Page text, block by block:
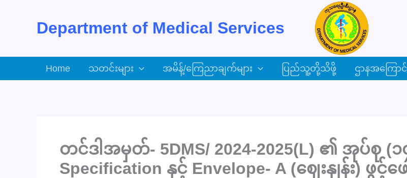
Department of Medical Services
Home သတင်းများ အမိန့်/ကြေညာချက်များ ပြည်သူ့တို့သိဖို့ ဌာနအကြောင်
တင်ဒါအမှတ်- 5DMS/ 2024-2025(L) ၏ အုပ်စု (
Specification နှင့် Envelope- A (ဈေးနှုန်း) ဖွင့်